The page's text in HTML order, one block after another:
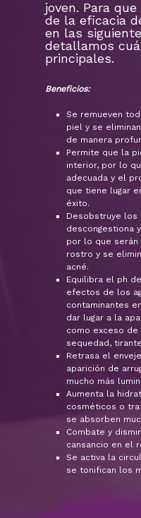
joven. Para
de la eficacia
en las
detallamos
principales.
Beneficios:
Se remueven
piel y se
de manera
Permite que la
interior, por lo
adecuada y el
que tiene lugar
éxito.
Desobstruye
descongestiona
por lo que serán
rostro y se
acné.
Equilibra el ph
efectos de los
contaminantes
dar lugar a la
como exceso de
sequedad,
Retrasa el
aparición de
mucho más
Aumenta la
cosméticos o
se absorben
Combate y
cansancio en el
Se activa la
se tonifican los